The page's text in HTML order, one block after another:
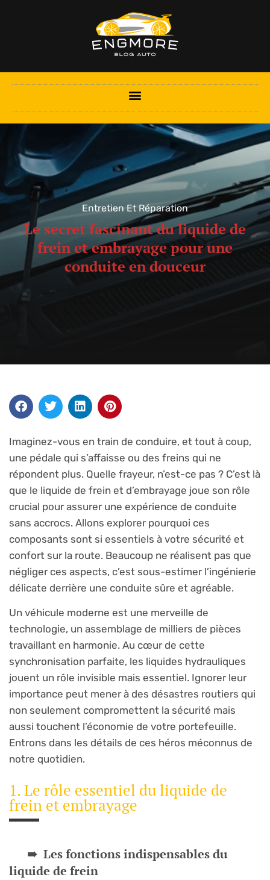
Entretien Et Réparation
Le secret fascinant du liquide de
frein et embrayage pour une
conduite en douceur
Imaginez-vous en train de conduire, et tout à coup,
une pédale qui s’affaisse ou des freins qui ne
répondent plus. Quelle frayeur, n’est-ce pas ? C’est là
que le liquide de frein et d’embrayage joue son rôle
crucial pour assurer une expérience de conduite
sans accrocs. Allons explorer pourquoi ces
composants sont si essentiels à votre sécurité et
confort sur la route. Beaucoup ne réalisent pas que
négliger ces aspects, c’est sous-estimer l’ingénierie
délicate derrière une conduite sûre et agréable.
Un véhicule moderne est une merveille de
technologie, un assemblage de milliers de pièces
travaillant en harmonie. Au cœur de cette
synchronisation parfaite, les liquides hydrauliques
jouent un rôle invisible mais essentiel. Ignorer leur
importance peut mener à des désastres routiers qui
non seulement compromettent la sécurité mais
aussi touchent l’économie de votre portefeuille.
Entrons dans les détails de ces héros méconnus de
notre quotidien.
1. Le rôle essentiel du liquide de
frein et embrayage
Les fonctions indispensables du
liquide de frein